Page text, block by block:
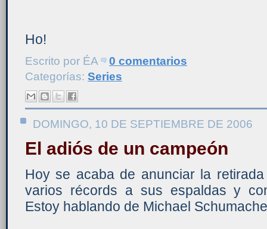
Ho!
Escrito por ÉA
0 comentarios
Categorías: Series
DOMINGO, 10 DE SEPTIEMBRE DE 2006
El adiós de un campeón
Hoy se acaba de anunciar la
varios récords a sus espaldas y
Estoy hablando de Michael